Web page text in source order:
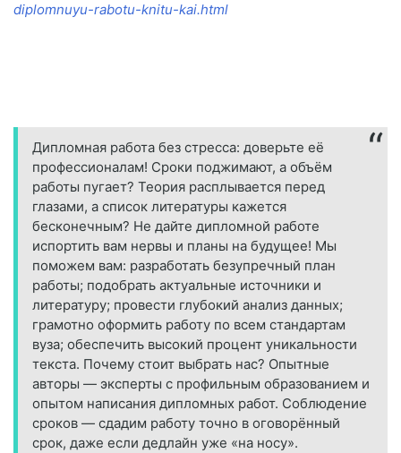
diplomnuyu-rabotu-knitu-kai.html
Дипломная работа без стресса: доверьте её
профессионалам! Сроки поджимают, а объём
работы пугает? Теория расплывается перед
глазами, а список литературы кажется
бесконечным? Не дайте дипломной работе
испортить вам нервы и планы на будущее! Мы
поможем вам: разработать безупречный план
работы; подобрать актуальные источники и
литературу; провести глубокий анализ данных;
грамотно оформить работу по всем стандартам
вуза; обеспечить высокий процент уникальности
текста. Почему стоит выбрать нас? Опытные
авторы — эксперты с профильным образованием и
опытом написания дипломных работ. Соблюдение
сроков — сдадим работу точно в оговорённый
срок, даже если дедлайн уже «на носу».